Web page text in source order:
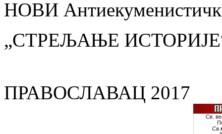
НОВИ
„СТРЕЉАЊЕ
ПРАВОСЛАВАЦ 2017